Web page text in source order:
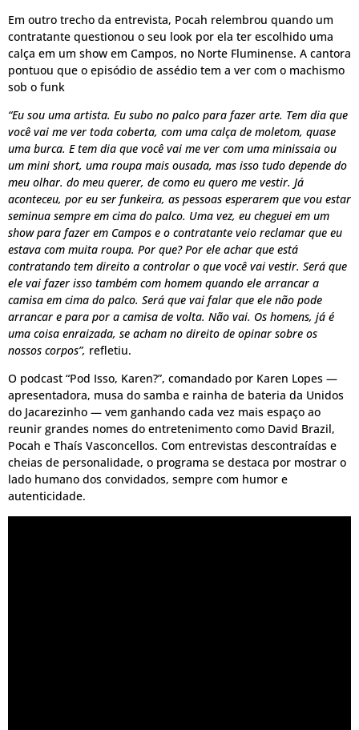
Em outro trecho da entrevista, Pocah relembrou quando um
contratante questionou o seu look por ela ter escolhido uma
calça em um show em Campos, no Norte Fluminense. A cantora
pontuou que o episódio de assédio tem a ver com o machismo
sob o funk
“Eu sou uma artista. Eu subo no palco para fazer arte. Tem dia que
você vai me ver toda coberta, com uma calça de moletom, quase
uma burca. E tem dia que você vai me ver com uma minissaia ou
um mini short, uma roupa mais ousada, mas isso tudo depende do
meu olhar. do meu querer, de como eu quero me vestir. Já
aconteceu, por eu ser funkeira, as pessoas esperarem que vou estar
seminua sempre em cima do palco. Uma vez, eu cheguei em um
show para fazer em Campos e o contratante veio reclamar que eu
estava com muita roupa. Por que? Por ele achar que está
contratando tem direito a controlar o que você vai vestir. Será que
ele vai fazer isso também com homem quando ele arrancar a
camisa em cima do palco. Será que vai falar que ele não pode
arrancar e para por a camisa de volta. Não vai. Os homens, já é
uma coisa enraizada, se acham no direito de opinar sobre os
nossos corpos”, refletiu.
O podcast “Pod Isso, Karen?”, comandado por Karen Lopes —
apresentadora, musa do samba e rainha de bateria da Unidos
do Jacarezinho — vem ganhando cada vez mais espaço ao
reunir grandes nomes do entretenimento como David Brazil,
Pocah e Thaís Vasconcellos. Com entrevistas descontraídas e
cheias de personalidade, o programa se destaca por mostrar o
lado humano dos convidados, sempre com humor e
autenticidade.